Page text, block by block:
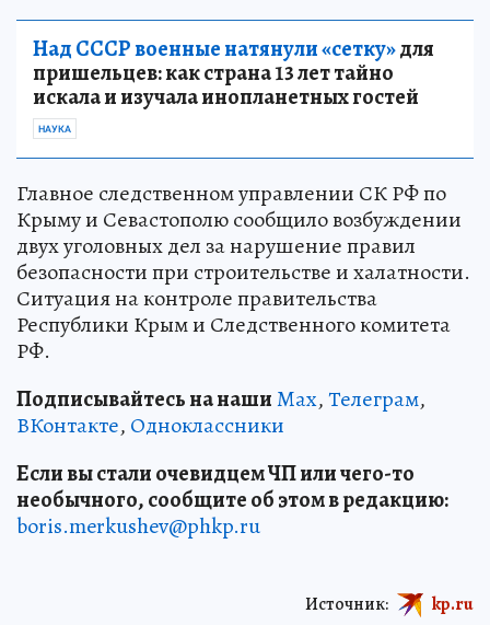
Над СССР военные натянули «сетку»для
пришельцев: как страна 13 лет тайно
искала и изучала инопланетных гостей
НАУКА
Главное следственном управлении СК РФ по
Крыму и Севастополю сообщило возбуждении
двух уголовных дел за нарушение правил
безопасности при строительстве и халатности.
Ситуация на контроле правительства
Республики Крым и Следственного комитета
РФ.
Подписывайтесь на нашиMax,Телеграм,
ВКонтакте, Одноклассники
Если вы стали очевидцем ЧП или чего-то
необычного, сообщите об этом в редакцию:
boris.merkushev@phkp.ru
Источник: kp.ru